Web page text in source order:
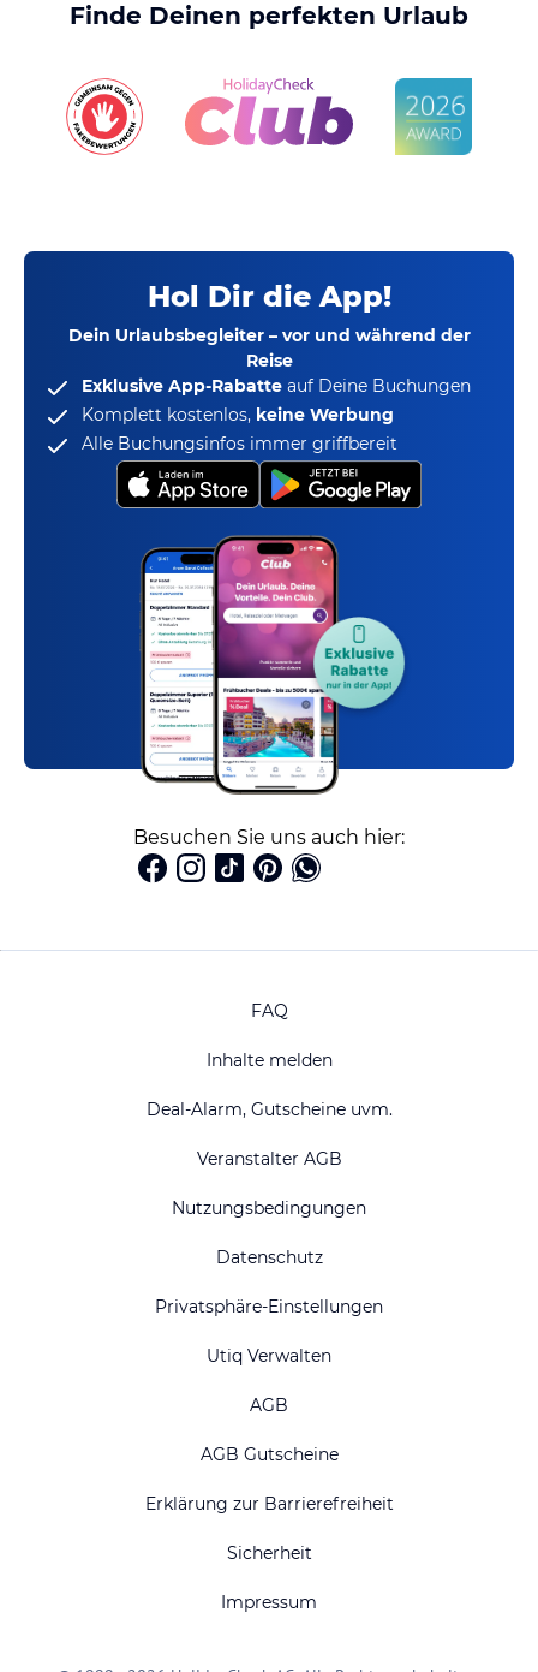
Finde Deinen perfekten Urlaub
Hol Dir die App!
Dein Urlaubsbegleiter – vor und während der
Reise
Exklusive App-Rabatte auf Deine Buchungen
Komplett kostenlos, keine Werbung
Alle Buchungsinfos immer griffbereit
Besuchen Sie uns auch hier:
FAQ
Inhalte melden
Deal-Alarm, Gutscheine uvm.
Veranstalter AGB
Nutzungsbedingungen
Datenschutz
Privatsphäre-Einstellungen
Utiq Verwalten
AGB
AGB Gutscheine
Erklärung zur Barrierefreiheit
Sicherheit
Impressum